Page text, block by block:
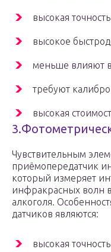
высокая
высокое
меньше влияют
требуют
высокая
Чувствительным
приёмопередатчик
который измеряет
инфракрасных волн
алкоголя.
датчиков являются:
высокая